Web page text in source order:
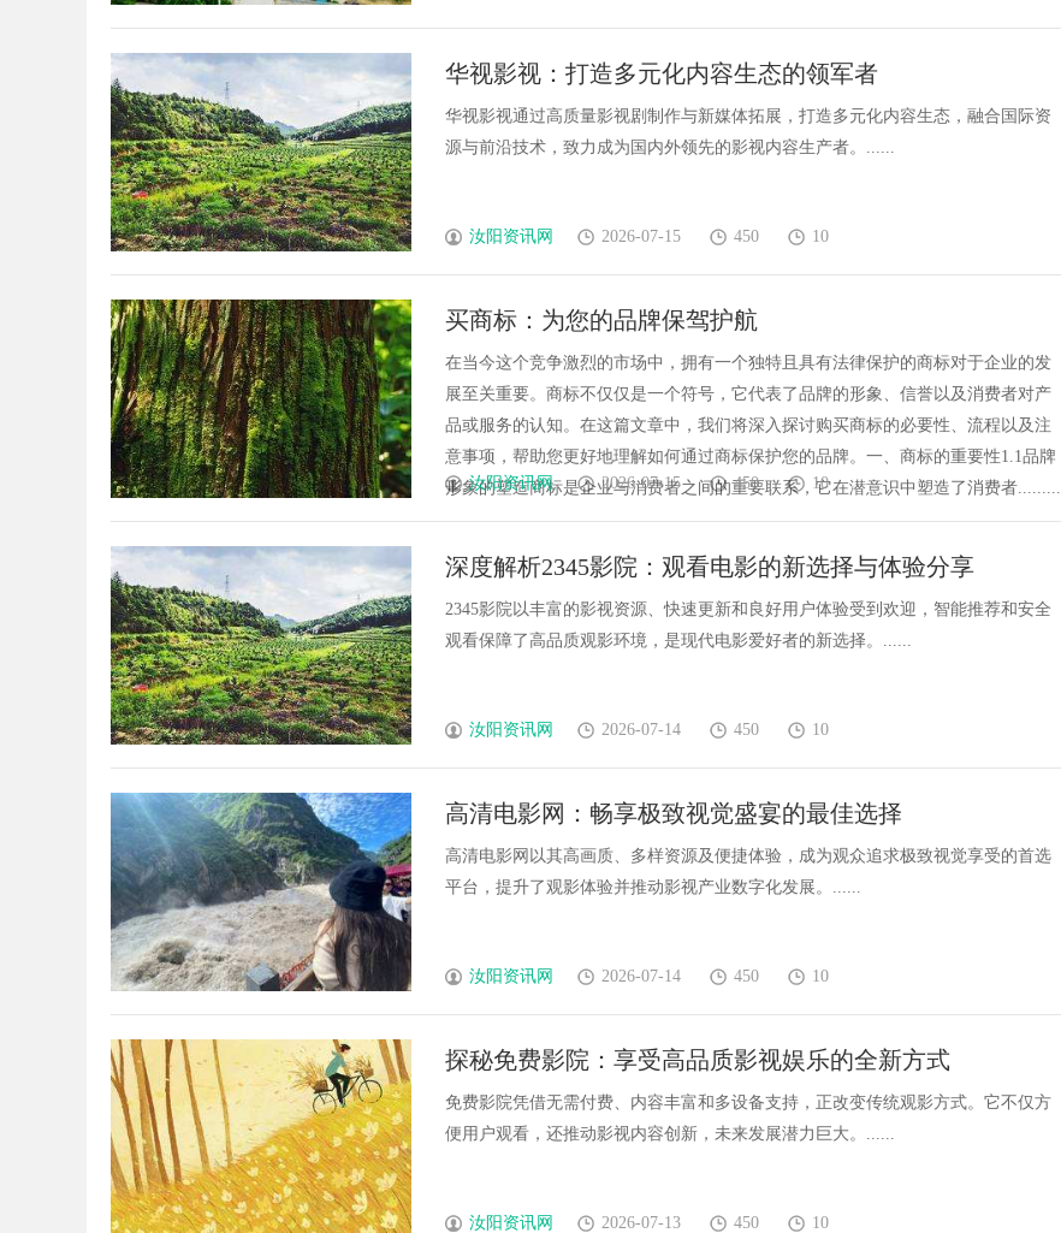
华视影视：打造多元化内容生态的领军者
华视影视通过高质量影视剧制作与新媒体拓展，打造多元化内容生态，融合国际资
源与前沿技术，致力成为国内外领先的影视内容生产者。......
汝阳资讯网 2026-07-15 450 10
买商标：为您的品牌保驾护航
在当今这个竞争激烈的市场中，拥有一个独特且具有法律保护的商标对于企业的发
展至关重要。商标不仅仅是一个符号，它代表了品牌的形象、信誉以及消费者对产
品或服务的认知。在这篇文章中，我们将深入探讨购买商标的必要性、流程以及注
意事项，帮助您更好地理解如何通过商标保护您的品牌。一、商标的重要性1.1品牌
形象的塑造商标是企业与消费者之间的重要联系，它在潜意识中塑造了消费者.........
汝阳资讯网 2026-07-15 450 10
深度解析2345影院：观看电影的新选择与体验分享
2345影院以丰富的影视资源、快速更新和良好用户体验受到欢迎，智能推荐和安全
观看保障了高品质观影环境，是现代电影爱好者的新选择。......
汝阳资讯网 2026-07-14 450 10
高清电影网：畅享极致视觉盛宴的最佳选择
高清电影网以其高画质、多样资源及便捷体验，成为观众追求极致视觉享受的首选
平台，提升了观影体验并推动影视产业数字化发展。......
汝阳资讯网 2026-07-14 450 10
探秘免费影院：享受高品质影视娱乐的全新方式
免费影院凭借无需付费、内容丰富和多设备支持，正改变传统观影方式。它不仅方
便用户观看，还推动影视内容创新，未来发展潜力巨大。......
汝阳资讯网 2026-07-13 450 10